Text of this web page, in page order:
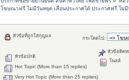
โฆษณาฟรี ไม่มีวันหยุด เลื่อนประกาศได้ ประกาศฟรี ไม่
กระโดดไป:
หัวข้อปกติ
Hot Topic (More than 15 replies)
Very Hot Topic (More than 25 replies)
หัวข้อที่ถูกใส่กุญแจ
หัวข้อติดห
โพลล์